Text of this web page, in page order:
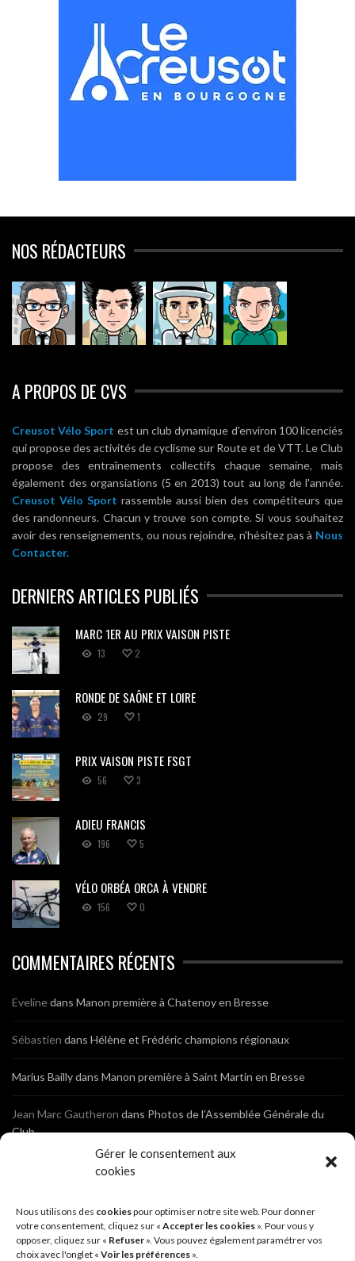
Gérer le consentement aux
cookies
Nous utilisons des cookiespour optimiser notre site web. Pour donner
votre consentement, cliquez sur « Accepter les cookies ». Pour vous y
opposer, cliquez sur « Refuser ». Vous pouvez également paramétrer vos
choix avec l'onglet « Voir les préférences ».
NOS RÉDACTEURS
A PROPOS DE CVS
Creusot Vélo Sport est un club dynamique d'environ 100 licenciés
qui propose des activités de cyclisme sur Route et de VTT. Le Club
propose des entraînements collectifs chaque semaine, mais
également des organsiations (5 en 2013) tout au long de l'année.
Creusot Vélo Sport rassemble aussi bien des compétiteurs que
des randonneurs. Chacun y trouve son compte. Si vous souhaitez
avoir des renseignements, ou nous rejoindre, n'hésitez pas à Nous
Contacter.
DERNIERS ARTICLES PUBLIÉS
MARC 1ER AU PRIX VAISON PISTE
13 2
RONDE DE SAÔNE ET LOIRE
29 1
PRIX VAISON PISTE FSGT
56 3
ADIEU FRANCIS
196 5
VÉLO ORBÉA ORCA À VENDRE
156 0
COMMENTAIRES RÉCENTS
Evelinedans Manon première à Chatenoy en Bresse
Sébastien dans Hélène et Frédéric champions régionaux
Marius Baillydans Manon première à Saint Martin en Bresse
Jean Marc Gautheron dans Photos de l’Assemblée Générale du
Club
Photos de l’Assemblée Générale du Club
Sébastien dans Cyclocross de Brochon (21)
Breniauxdans Cyclocross de Brochon (21)